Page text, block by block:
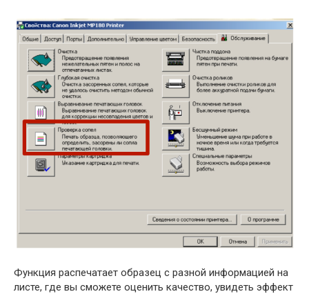
Функция распечатает образец с разной информацией на
листе, где вы сможете оценить качество, увидеть эффект